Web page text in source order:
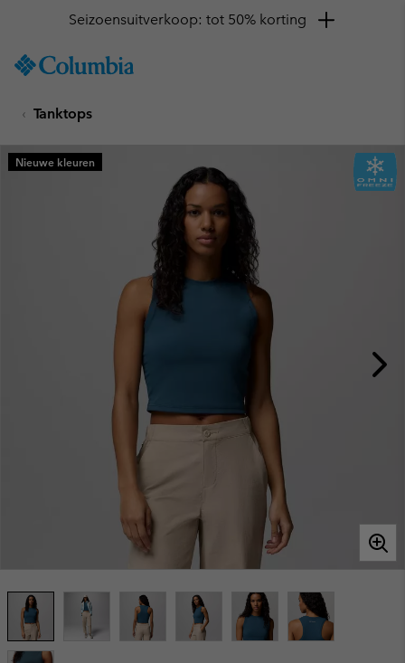
TO
SKIP
MAIN
NAV
Seizoensuitverkoop: tot 50% korting
Tanktops
Nieuwe kleuren